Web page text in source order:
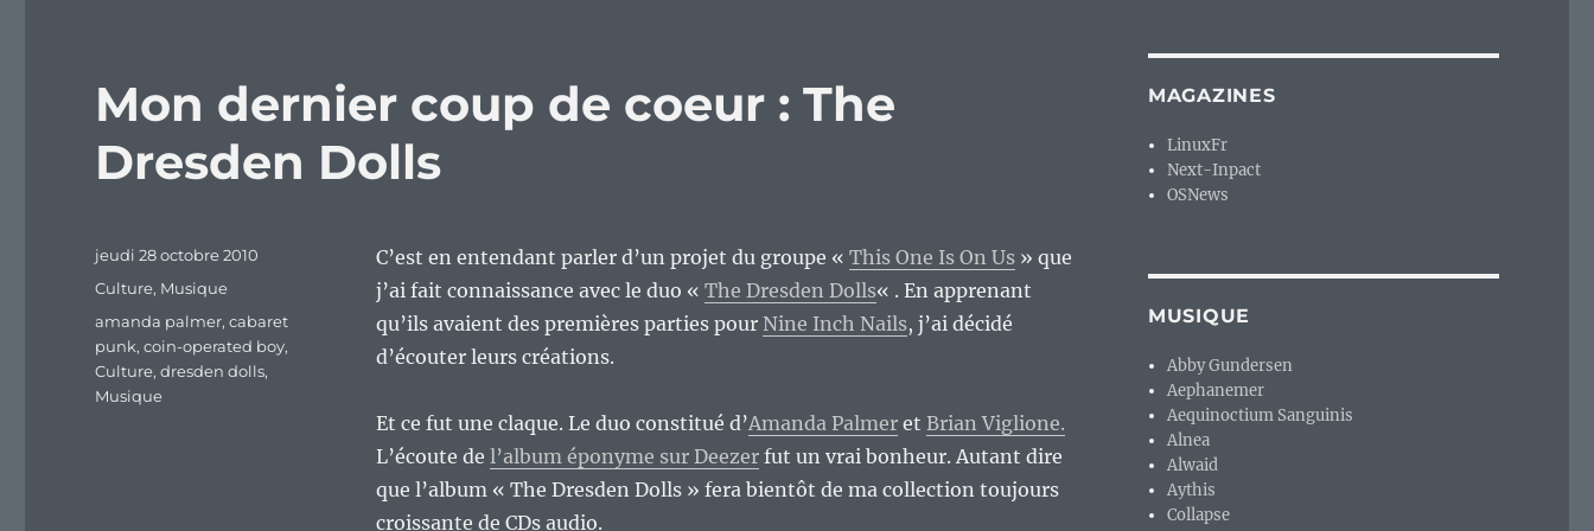
Mon dernier coup de coeur : The
Dresden Dolls
C’est en entendant parler d’un projet du groupe « This One Is On Us» que
j’ai fait connaissance avec le duo « The Dresden Dolls« . En apprenant
qu’ils avaient des premières parties pour Nine Inch Nails, j’ai décidé
d’écouter leurs créations.
Et ce fut une claque. Le duo constitué d’Amanda Palmeret Brian Viglione.
L’écoute de l’album éponyme sur Deezerfut un vrai bonheur. Autant dire
que l’album « The Dresden Dolls » fera bientôt de ma collection toujours
croissante de CDs audio.
Publié
jeudi 28 octobre 2010
Catégories
Culture, Musique
Étiquettes
amanda palmer,cabaret
punk,coin-operated boy,
Culture,dresden dolls,
Musique
MAGAZINES
LinuxFr
Next-Inpact
OSNews
MUSIQUE
Abby Gundersen
Aephanemer
Aequinoctium Sanguinis
Alnea
Alwaid
Aythis
Collapse